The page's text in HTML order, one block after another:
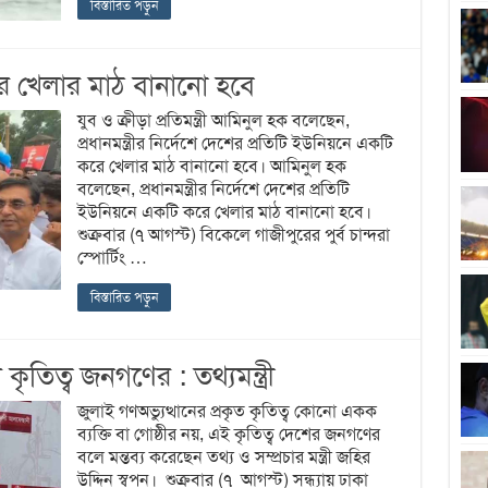
বিস্তারিত পড়ুন
মাঠ বানানো হবে
যুব ও ক্রীড়া প্রতিমন্ত্রী আমিনুল হক বলেছেন,
প্রধানমন্ত্রীর নির্দেশে দেশের প্রতিটি ইউনিয়নে একটি
করে খেলার মাঠ বানানো হবে। আমিনুল হক
বলেছেন, প্রধানমন্ত্রীর নির্দেশে দেশের প্রতিটি
ইউনিয়নে একটি করে খেলার মাঠ বানানো হবে।
শুক্রবার (৭ আগস্ট) বিকেলে গাজীপুরের পুর্ব চান্দরা
স্পোর্টিং …
বিস্তারিত পড়ুন
জনগণের : তথ্যমন্ত্রী
জুলাই গণঅভ্যুত্থানের প্রকৃত কৃতিত্ব কোনো একক
ব্যক্তি বা গোষ্ঠীর নয়, এই কৃতিত্ব দেশের জনগণের
বলে মন্তব্য করেছেন তথ্য ও সম্প্রচার মন্ত্রী জহির
উদ্দিন স্বপন। শুক্রবার (৭ আগস্ট) সন্ধ্যায় ঢাকা